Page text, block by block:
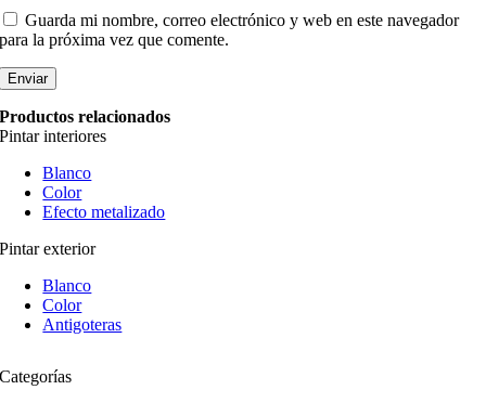
Guarda mi nombre, correo electrónico y web en este navegador
para la próxima vez que comente.
Productos relacionados
Pintar interiores
Blanco
Color
Efecto metalizado
Pintar exterior
Blanco
Color
Antigoteras
Categorías